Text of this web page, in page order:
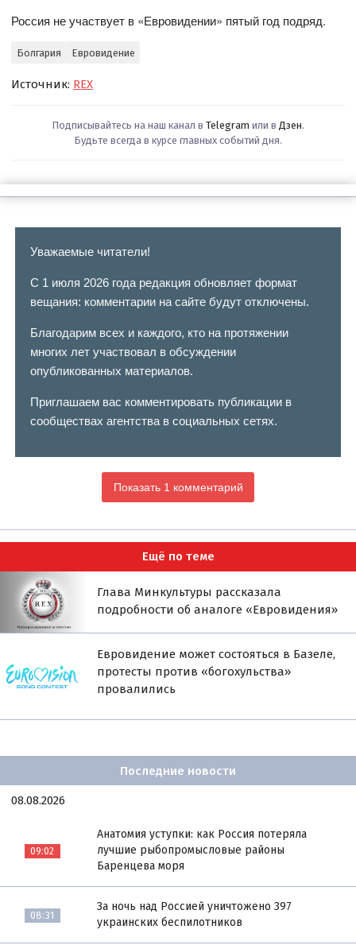
Россия не участвует в «Евровидении» пятый год подряд.
Болгария Евровидение
Источник: REX
Подписывайтесь на наш канал в Telegram или в Дзен.
Будьте всегда в курсе главных событий дня.
Уважаемые читатели!
С 1 июля 2026 года редакция обновляет формат
вещания: комментарии на сайте будут отключены.
Благодарим всех и каждого, кто на протяжении
многих лет участвовал в обсуждении
опубликованных материалов.
Приглашаем вас комментировать публикации в
сообществах агентства в социальных сетях.
Показать 1 комментарий
Ещё по теме
Глава Минкультуры рассказала
подробности об аналоге «Евровидения»
Евровидение может состояться в Базеле,
протесты против «богохульства»
провалились
Последние новости
08.08.2026
09:02
Анатомия уступки: как Россия потеряла
лучшие рыбопромысловые районы
Баренцева моря
08:31
За ночь над Россией уничтожено 397
украинских беспилотников